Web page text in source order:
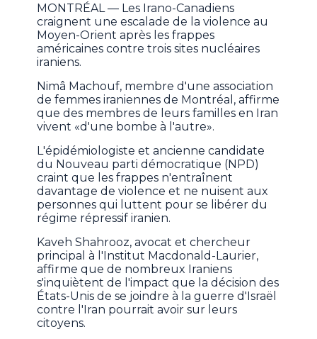
MONTRÉAL — Les Irano-Canadiens
craignent une escalade de la violence au
Moyen-Orient après les frappes
américaines contre trois sites nucléaires
iraniens.
Nimâ Machouf, membre d'une association
de femmes iraniennes de Montréal, affirme
que des membres de leurs familles en Iran
vivent «d'une bombe à l'autre».
L'épidémiologiste et ancienne candidate
du Nouveau parti démocratique (NPD)
craint que les frappes n'entraînent
davantage de violence et ne nuisent aux
personnes qui luttent pour se libérer du
régime répressif iranien.
Kaveh Shahrooz, avocat et chercheur
principal à l'Institut Macdonald-Laurier,
affirme que de nombreux Iraniens
s'inquiètent de l'impact que la décision des
États-Unis de se joindre à la guerre d'Israël
contre l'Iran pourrait avoir sur leurs
citoyens.